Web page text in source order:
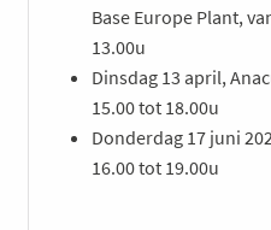
Base Europe Plant,
13.00u
Dinsdag 13 april,
15.00 tot 18.00u
Donderdag 17 juni
16.00 tot 19.00u